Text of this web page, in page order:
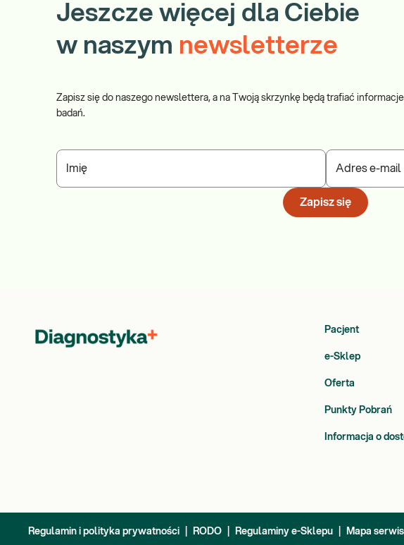
Jeszcze więcej dla Ciebie
w naszym newsletterze
Zapisz się do naszego newslettera, a na Twoją skrzynkę będą trafiać
badań.
Imię Adres e-mail
Zapisz się
Pacjent
e-Sklep
Oferta
Punkty Pobrań
Informacja o
Regulamin i polityka prywatności RODO Regulaminy e-Sklepu Mapa